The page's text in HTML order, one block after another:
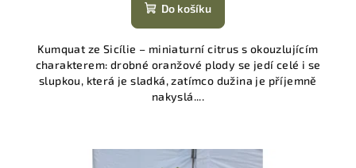
Do košíku
Kumquat ze Sicílie – miniaturní citrus s okouzlujícím
charakterem: drobné oranžové plody se jedí celé i se
slupkou, která je sladká, zatímco dužina je příjemně
nakyslá....